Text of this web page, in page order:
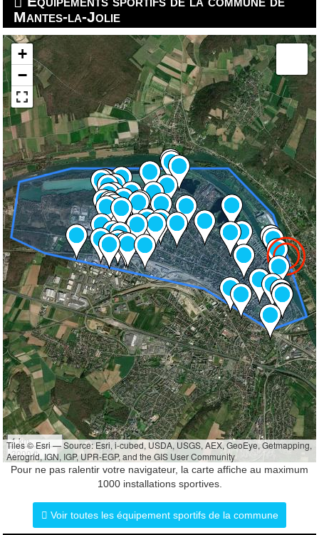
Mantes-la-Jolie
+
−
1 km
3000 ft
Tiles © Esri — Source: Esri, i-cubed, USDA, USGS, AEX, GeoEye, Getmapping,
Aerogrid, IGN, IGP, UPR-EGP, and the GIS User Community
Pour ne pas ralentir votre navigateur, la carte affiche au maximum
1000 installations sportives.
Voir toutes les équipement sportifs de la commune